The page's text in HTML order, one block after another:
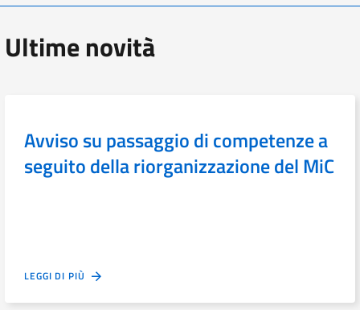
Ultime novità
Avviso su passaggio di competenze a
seguito della riorganizzazione del MiC
LEGGI DI PIÙ